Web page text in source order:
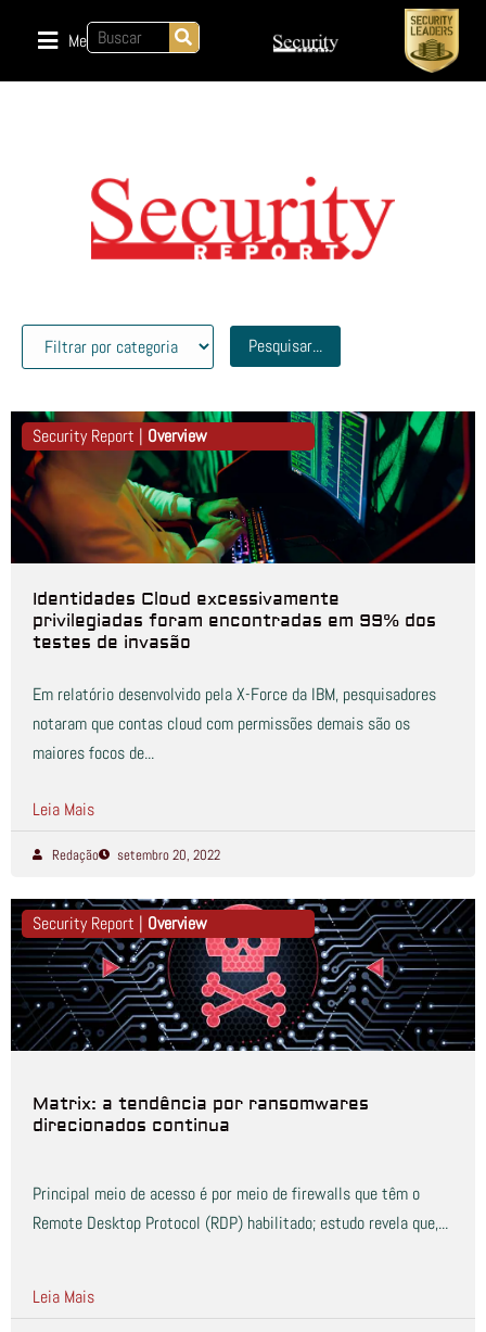
Menu
Pesquisar...
Security Report | Overview
Identidades Cloud excessivamente
privilegiadas foram encontradas em 99% dos
testes de invasão
Em relatório desenvolvido pela X-Force da IBM, pesquisadores
notaram que contas cloud com permissões demais são os
maiores focos de...
Leia Mais
Redação setembro 20, 2022
Security Report | Overview
Matrix: a tendência por ransomwares
direcionados continua
Principal meio de acesso é por meio de firewalls que têm o
Remote Desktop Protocol (RDP) habilitado; estudo revela que,...
Leia Mais